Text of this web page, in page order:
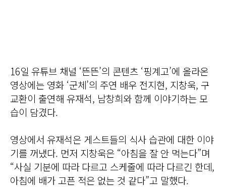
16일 유튜브 채널 ‘뜬뜬’의 콘텐츠 ‘핑계고’에 올라온
영상에는 영화 ‘군체’의 주연 배우 전지현, 지창욱, 구
교환이 출연해 유재석, 남창희와 함께 이야기하는 모
습이 담겼다.
영상에서 유재석은 게스트들의 식사 습관에 대한 이야
기를 꺼냈다. 먼저 지창욱은 “아침을 잘 안 먹는다”며
“사실 기분에 따라 다르고 스케줄에 따라 다르긴 한데,
아침에 배가 고픈 적은 없는 것 같다”고 말했다.